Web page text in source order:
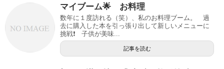
マイブーム🌟 お料理
数年に１度訪れる（笑）、私のお料理ブーム。 過
去に購入した本を引っ張り出して新しいメニューに
挑戦❗️ 子供が美味...
記事を読む